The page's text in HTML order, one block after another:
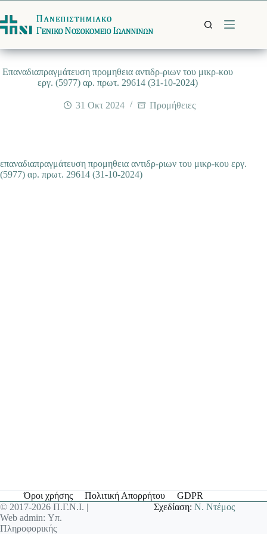
στο
περιεχόμενο
Επαναδιαπραγμάτευση προμηθεια αντιδρ-ριων του μικρ-κου
εργ. (5977) αρ. πρωτ. 29614 (31-10-2024)
31 Οκτ 2024 Προμήθειες
επαναδιαπραγμάτευση προμηθεια αντιδρ-ριων του μικρ-κου εργ.
(5977) αρ. πρωτ. 29614 (31-10-2024)
Όροι χρήσης Πολιτική Απορρήτου
GDPR
© 2017-2026 Π.Γ.Ν.Ι. |
Web admin: Υπ.
Πληροφορικής
Σχεδίαση:Ν. Ντέμος